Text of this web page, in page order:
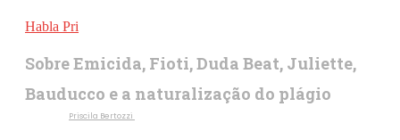
Habla Pri
Sobre Emicida, Fioti, Duda Beat, Juliette,
Bauducco e a naturalização do plágio
Priscila Bertozzi